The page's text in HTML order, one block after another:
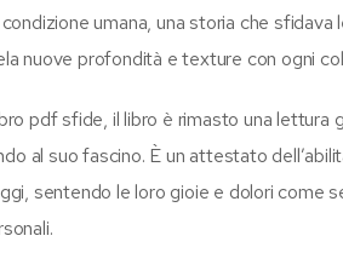
umana, una storia che
nuove profondità e texture con ogni
pdf sfide, il libro è rimasto una
al suo fascino. È un attestato
sentendo le loro gioie e dolori come